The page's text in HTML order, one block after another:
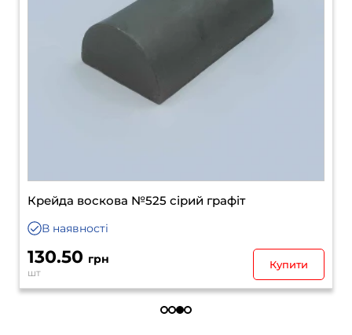
Крейда воскова №7015 антрацит
В наявності
130.50 грн
шт
Купити